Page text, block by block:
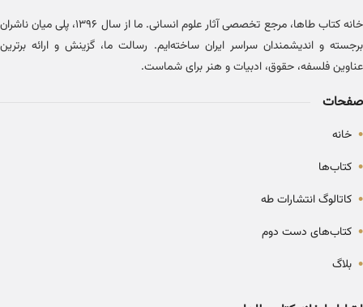
خانه کتاب طاها، مرجع تخصصی آثار علوم انسانی. ما از سال ۱۳۹۶، پلی میان ناشران
برجسته و اندیشمندان سراسر ایران ساخته‌ایم. رسالت ما، گزینش و ارائه برترین
عناوین فلسفه، حقوق، ادبیات و هنر برای شماست.
صفحات
• خانه
• کتاب‌ها
• کاتالوگ انتشارات طه
• کتاب‌های دست دوم
• بلاگ